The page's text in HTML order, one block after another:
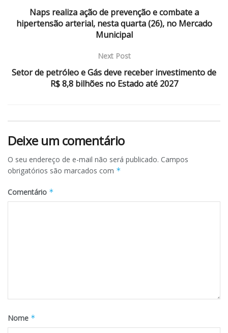
Naps realiza ação de prevenção e combate a
hipertensão arterial, nesta quarta (26), no Mercado
Municipal
Next Post
Setor de petróleo e Gás deve receber investimento de
R$ 8,8 bilhões no Estado até 2027
Deixe um comentário
O seu endereço de e-mail não será publicado. Campos
obrigatórios são marcados com *
Comentário *
Nome *